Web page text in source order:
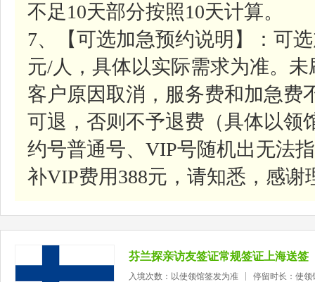
不足10天部分按照10天计算。
7、【可选加急预约说明】：可
元/人，具体以实际需求为准。
客户原因取消，服务费和加急费
可退，否则不予退费（具体以领
约号普通号、VIP号随机出无法
补VIP费用388元，请知悉，感谢
芬兰探亲访友签证常规签证上海送签
入境次数：以使领馆签发为准
停留时长：使领